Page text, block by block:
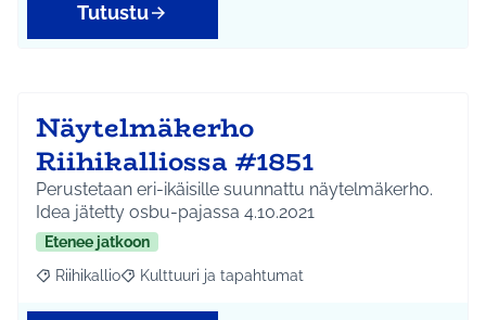
Tutustu
Näytelmäkerho
Riihikalliossa #1851
Perustetaan eri-ikäisille suunnattu näytelmäkerho.
Idea jätetty osbu-pajassa 4.10.2021
Etenee jatkoon
Rajaa tulokset aihepiirin mukaan: Riihikallio
Riihikallio Rajaa tulokset teeman mukaan: Kulttuuri ja
Kulttuuri ja tapahtumat